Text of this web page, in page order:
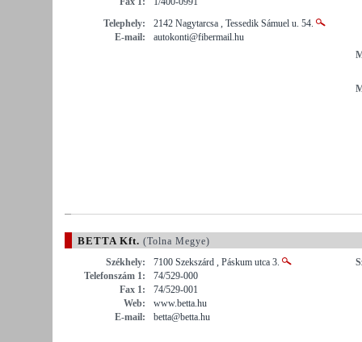
Telephely:
2142 Nagytarcsa , Tessedik Sámuel u. 54.
E-mail:
autokonti@fibermail.hu
BETTA Kft. (Tolna Megye)
Székhely:
7100 Szekszárd , Páskum utca 3.
Telefonszám 1:
74/529-000
Fax 1:
74/529-001
Web:
www.betta.hu
E-mail:
betta@betta.hu